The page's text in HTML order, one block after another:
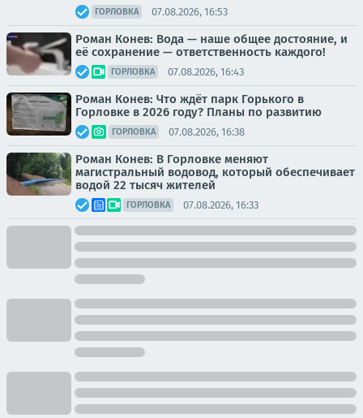
ГОРЛОВКА 07.08.2026, 16:53
Роман Конев: Вода — наше общее достояние, и
её сохранение — ответственность каждого!
ГОРЛОВКА 07.08.2026, 16:43
Роман Конев: Что ждёт парк Горького в
Горловке в 2026 году? Планы по развитию
ГОРЛОВКА 07.08.2026, 16:38
Роман Конев: В Горловке меняют
магистральный водовод, который обеспечивает
водой 22 тысяч жителей
ГОРЛОВКА 07.08.2026, 16:33